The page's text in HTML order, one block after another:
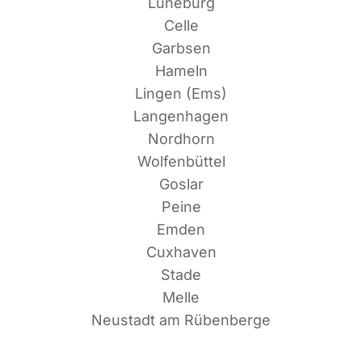
Celle
Garbsen
Hameln
Lin­gen (Ems)
Langenhagen
Nordhorn
Wolfenbüttel
Goslar
Peine
Emden
Cuxhaven
Stade
Melle
Neu­stadt am Rübenberge